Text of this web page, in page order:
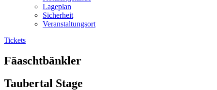
Lageplan
Sicherheit
Veranstaltungsort
Tickets
Fäaschtbänkler
Taubertal Stage